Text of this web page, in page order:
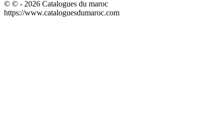
© © - 2026 Catalogues du maroc
https://www.cataloguesdumaroc.com